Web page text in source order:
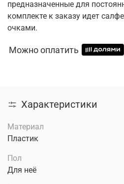
предназначенные для
комплекте к заказу идет
очками.
Можно оплатить
Характеристики
Материал
Пластик
Пол
Для неё